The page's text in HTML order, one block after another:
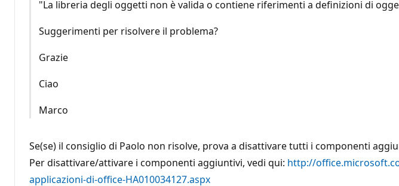
"La libreria degli oggetti non è valida o contiene riferimenti a definizioni di
Suggerimenti per risolvere il problema?
Grazie
Ciao
Marco
Se(se) il consiglio di Paolo non risolve, prova a disattivare tutti i componenti
Per disattivare/attivare i componenti aggiuntivi, vedi qui: http://
applicazioni-di-office-HA010034127.aspx